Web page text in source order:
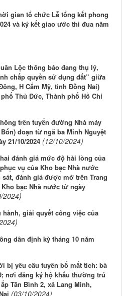
gian tổ chức Lễ tổng kết phong
và ký kết giao ước thi đua năm
Lộc thông báo đang thụ lý,
chấp quyền sử dụng đất” giữa
H Cẩm Mỹ, tỉnh Đồng Nai)
Thủ Đức, Thành phố Hồ Chí
trên tuyến đường Nhà máy
đoạn từ ngã ba Minh Nguyệt
21/10/2024 (12/10/2024)
đánh giá mức độ hài lòng của
vụ của Kho bạc Nhà nước
đánh giá được mở trên Trang
bạc Nhà nước từ ngày
2024)
giải quyết công việc của
dân định kỳ tháng 10 năm
bị yêu cầu tuyên bố mất tích: bà
nơi đăng ký hộ khẩu thường trú
Tân Bình 2, xã Lang Minh,
(03/10/2024)